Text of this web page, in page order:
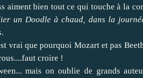
aiment bien tout ce qui touche à la
un Doodle à chaud, dans la
vrai que pourquoi Mozart et pas
croire !
mais on oublie de grands